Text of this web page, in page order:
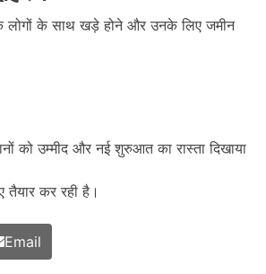
लोगों के साथ खड़े होने और उनके लिए जमीन
को उम्मीद और नई शुरुआत का रास्ता दिखाया
कर रही है।
Email